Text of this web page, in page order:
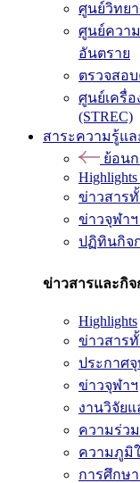
ศูนย์วิทย
ศูนย์ควา
อันตราย
ตรวจสอ
ศูนย์เครื่
(STREC)
สาระความรู้แล
ย้อน
Highlights
ข่าวสาร
ข่าวจุฬาฯ
ปฏิทินกิจ
ข่าวสารและกิจ
Highlights
ข่าวสาร
ประกาศ
ข่าวจุฬาฯ
งานวิจัย
ความร่ว
ความภูมิ
การศึกษ